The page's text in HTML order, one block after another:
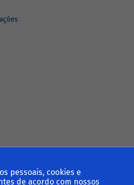
Voltar ao topo
pessoais, cookies e
de acordo com nossos